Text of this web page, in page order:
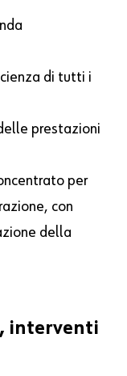
di tutti i
prestazioni
per
con
della
interventi